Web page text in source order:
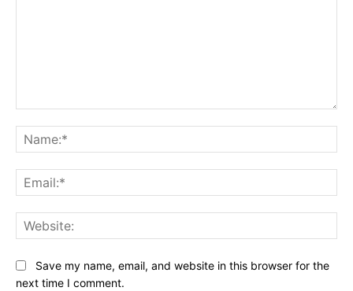
Save my name, email, and website in this browser for the
next time I comment.